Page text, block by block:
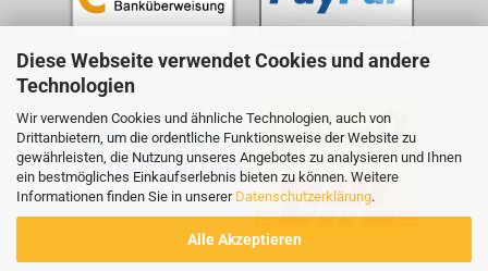
Diese Webseite verwendet Cookies und andere
Technologien
Wir verwenden Cookies und ähnliche Technologien, auch von
Drittanbietern, um die ordentliche Funktionsweise der Website zu
gewährleisten, die Nutzung unseres Angebotes zu analysieren und Ihnen
ein bestmögliches Einkaufserlebnis bieten zu können. Weitere
Informationen finden Sie in unserer Datenschutzerklärung.
Alle Akzeptieren